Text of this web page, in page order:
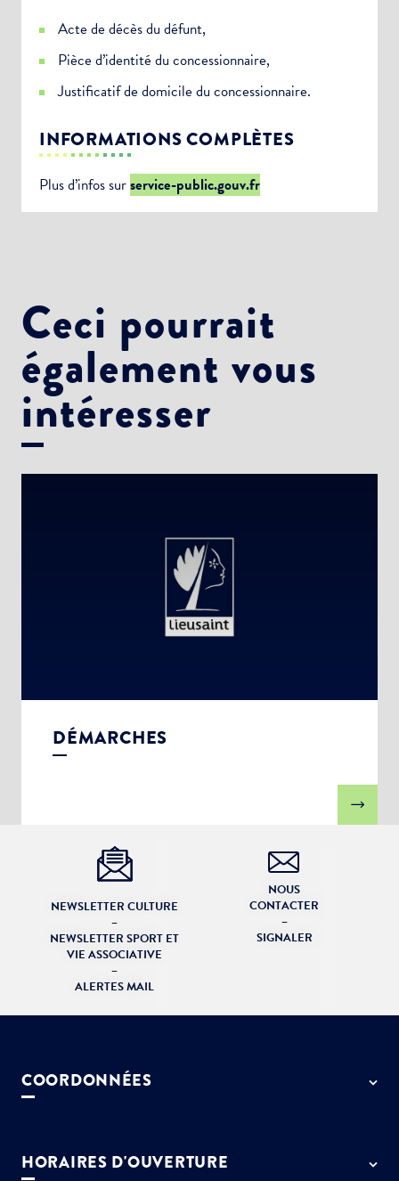
Acte de décès du défunt,
Pièce d’identité du concessionnaire,
Justificatif de domicile du concessionnaire.
INFORMATIONS COMPLÈTES
Plus d’infos surservice-public.gouv.fr
Ceci pourrait
également vous
intéresser
DÉMARCHES
NEWSLETTER CULTURE
–
NEWSLETTER SPORT ET
VIE ASSOCIATIVE
–
ALERTES MAIL
NOUS
CONTACTER
–
SIGNALER
COORDONNÉES
01 64 13 55 55
HORAIRES D'OUVERTURE